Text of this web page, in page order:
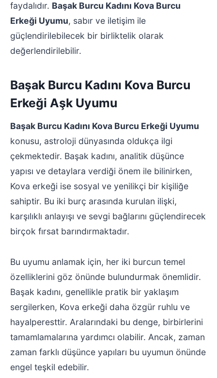
faydalıdır. Başak Burcu Kadını Kova Burcu
Erkeği Uyumu, sabır ve iletişim ile
güçlendirilebilecek bir birliktelik olarak
değerlendirilebilir.
Başak Burcu Kadını Kova Burcu
Erkeği Aşk Uyumu
Başak Burcu Kadını Kova Burcu Erkeği Uyumu
konusu, astroloji dünyasında oldukça ilgi
çekmektedir. Başak kadını, analitik düşünce
yapısı ve detaylara verdiği önem ile bilinirken,
Kova erkeği ise sosyal ve yenilikçi bir kişiliğe
sahiptir. Bu iki burç arasında kurulan ilişki,
karşılıklı anlayışı ve sevgi bağlarını güçlendirecek
birçok fırsat barındırmaktadır.
Bu uyumu anlamak için, her iki burcun temel
özelliklerini göz önünde bulundurmak önemlidir.
Başak kadını, genellikle pratik bir yaklaşım
sergilerken, Kova erkeği daha özgür ruhlu ve
hayalperesttir. Aralarındaki bu denge, birbirlerini
tamamlamalarına yardımcı olabilir. Ancak, zaman
zaman farklı düşünce yapıları bu uyumun önünde
engel teşkil edebilir.